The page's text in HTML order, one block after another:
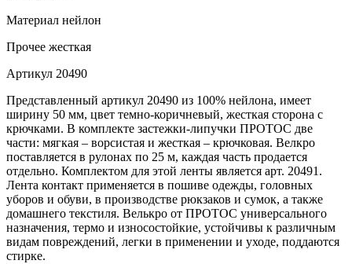
Материал нейлон
Прочее жесткая
Артикул 20490
Представленный артикул 20490 из 100% нейлона, имеет
ширину 50 мм, цвет темно-коричневый, жесткая сторона с
крючками. В комплекте застежки-липучки ПРОТОС две
части: мягкая – ворсистая и жесткая – крючковая. Велкро
поставляется в рулонах по 25 м, каждая часть продается
отдельно. Комплектом для этой ленты является арт. 20491.
Лента контакт применяется в пошиве одежды, головных
уборов и обуви, в производстве рюкзаков и сумок, а также
домашнего текстиля. Велькро от ПРОТОС универсального
назначения, термо и износостойкие, устойчивы к различным
видам повреждений, легки в применении и уходе, поддаются
стирке.